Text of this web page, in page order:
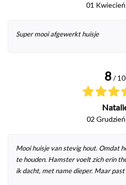
01
Super mooi afgewerkt huisje
8 / 10
02
Mooi huisje van stevig hout. Omdat
te houden. Hamster voelt zich erin
ik dacht, met name dieper. Maar